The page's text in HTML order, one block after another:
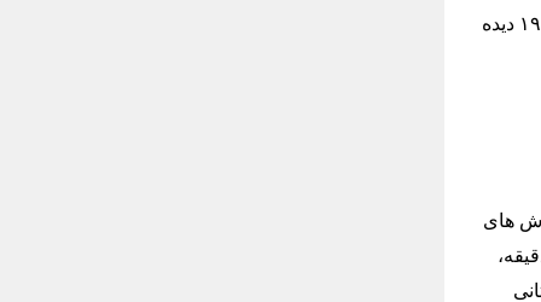
آن باستان شناس آمریکایی توصیف کرده بود، دنبال گردید تا آنچه که او آن زمان و در دهه ۱۹۶۰ دیده
های